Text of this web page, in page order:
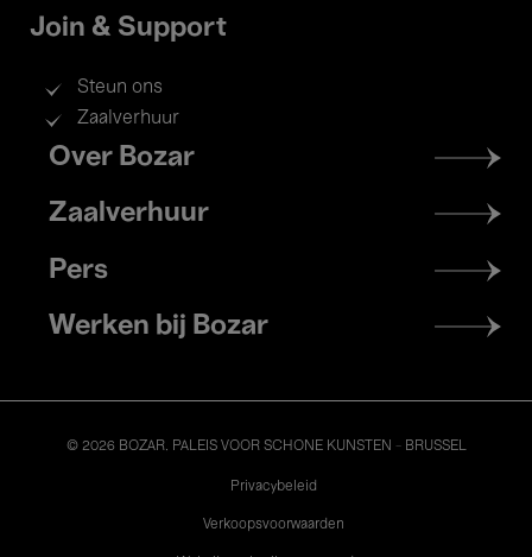
Join & Support
Steun ons
Zaalverhuur
Footer
menu
Over Bozar
Zaalverhuur
Pers
Werken bij Bozar
© 2026 BOZAR. PALEIS VOOR SCHONE KUNSTEN - BRUSSEL
Privacybeleid
Verkoopsvoorwaarden